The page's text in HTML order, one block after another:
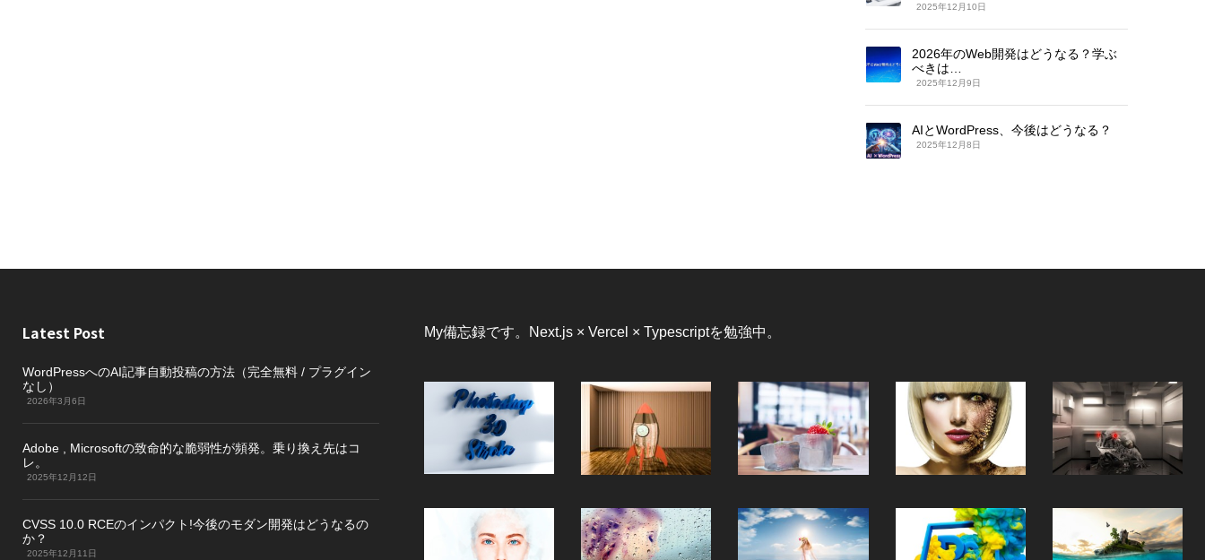
2025年12月10日
2026年のWeb開発はどうなる？学ぶ
べきは…
2025年12月9日
AIとWordPress、今後はどうなる？
2025年12月8日
Latest Post
WordPressへのAI記事自動投稿の方法（完全無料 / プラグイン
なし）
2026年3月6日
Adobe , Microsoftの致命的な脆弱性が頻発。乗り換え先はコ
レ。
2025年12月12日
CVSS 10.0 RCEのインパクト!今後のモダン開発はどうなるの
か？
2025年12月11日
My備忘録です。Next.js × Vercel × Typescriptを勉強中。